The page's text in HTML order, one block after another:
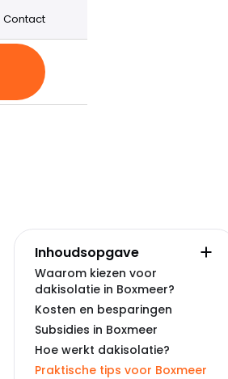
Contact
Inhoudsopgave
Waarom kiezen voor
dakisolatie in Boxmeer?
Kosten en besparingen
Subsidies in Boxmeer
Hoe werkt dakisolatie?
Praktische tips voor Boxmeer